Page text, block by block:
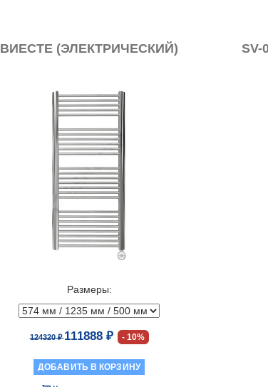
ВИЕСТЕ (ЭЛЕКТРИЧЕСКИЙ)
Размеры:
124320 ₽111888 ₽ 10%
ДОБАВИТЬ В КОРЗИНУ